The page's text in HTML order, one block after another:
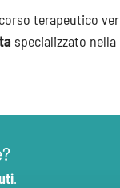
terapeutico
specializzato
.